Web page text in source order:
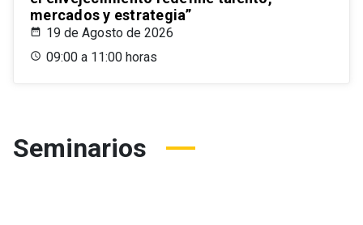
mercados y estrategia”
19 de Agosto de 2026
09:00 a 11:00 horas
Seminarios